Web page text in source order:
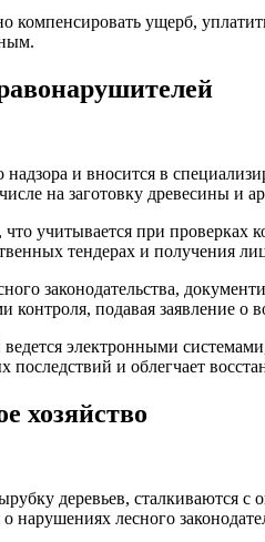
компенсировать ущерб,
и вносится в
на заготовку древесины и
что учитывается при
тендерах и получения
законодательства,
контроля, подавая заявление
электронными
последствий и облегчает
хозяйство
деревьев, сталкиваются
нарушениях лесного